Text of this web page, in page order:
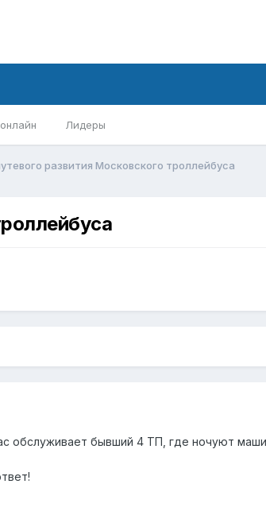
Лидеры
развития Московского троллейбуса
обслуживает бывший 4 ТП, где ночуют